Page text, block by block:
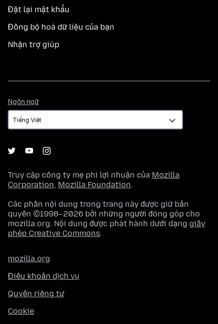
Đặt lại mật khẩu
Đồng bộ hoá dữ liệu của bạn
Nhận trợ giúp
Ngôn ngữ
ngữ
Truy cập công ty mẹ phi lợi nhuận của Mozilla
Corporation, Mozilla Foundation.
Các phần nội dung trong trang này được giữ bản
quyền ©1998–2026 bởi những người đóng góp cho
mozilla.org. Nội dung được phát hành dưới dạng giấy
phép Creative Commons.
mozilla.org
Điều khoản dịch vụ
Quyền riêng tư
Cookie